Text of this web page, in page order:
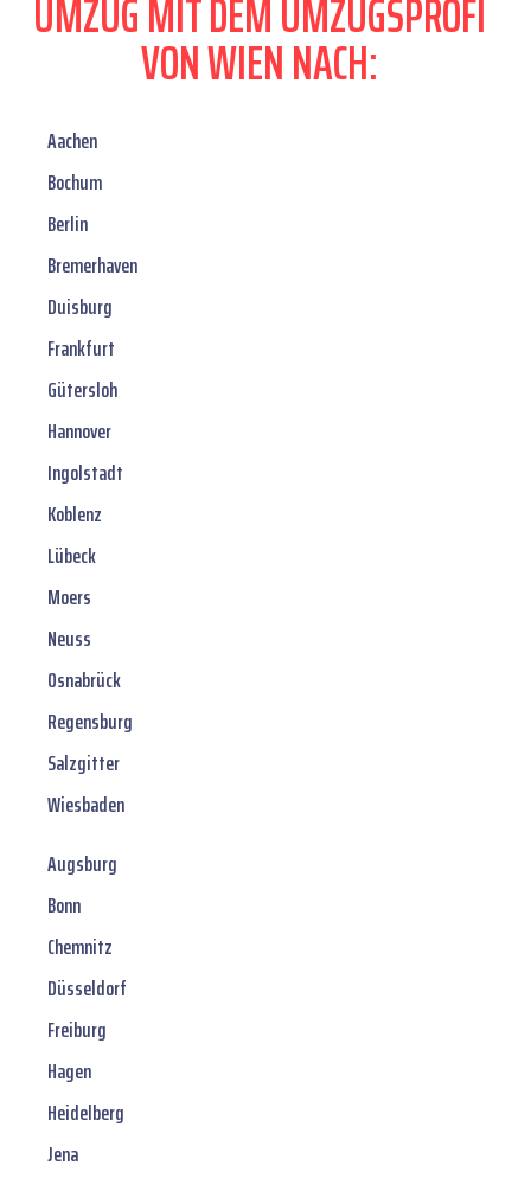
UMZUG MIT DEM UMZUGSPROFI
VON WIEN NACH:
Aachen
Bochum
Berlin
Bremerhaven
Duisburg
Frankfurt
Gütersloh
Hannover
Ingolstadt
Koblenz
Lübeck
Moers
Neuss
Osnabrück
Regensburg
Salzgitter
Wiesbaden
Augsburg
Bonn
Chemnitz
Düsseldorf
Freiburg
Hagen
Heidelberg
Jena